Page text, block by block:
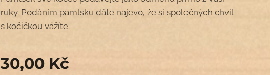
ruky. Podáním pamlsku dáte najevo, že si společných chvil
s kočičkou vážíte.
30,00 Kč